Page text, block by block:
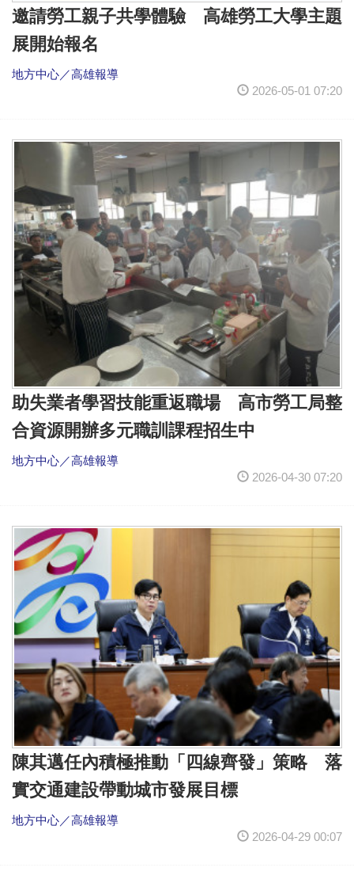
邀請勞工親子共學體驗 高雄勞工大學主題
展開始報名
地方中心／高雄報導
2026-05-01 07:20
助失業者學習技能重返職場 高市勞工局整
合資源開辦多元職訓課程招生中
地方中心／高雄報導
2026-04-30 07:20
陳其邁任內積極推動「四線齊發」策略 落
實交通建設帶動城市發展目標
地方中心／高雄報導
2026-04-29 00:07